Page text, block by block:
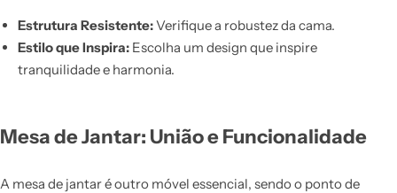
Estrutura Resistente:Verifique a robustez da cama.
Estilo que Inspira:Escolha um design que inspire
tranquilidade e harmonia.
Mesa de Jantar: União e Funcionalidade
A mesa de jantar é outro móvel essencial, sendo o ponto de